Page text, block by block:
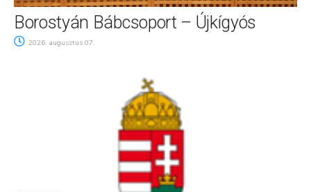
Borostyán Bábcsoport – Újkígyós
2026. augusztus 07.